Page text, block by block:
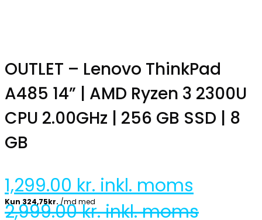
OUTLET – Lenovo ThinkPad
A485 14” | AMD Ryzen 3 2300U
CPU 2.00GHz | 256 GB SSD | 8
GB
1,299.00 kr. inkl. moms
2,999.00kr. inkl. moms